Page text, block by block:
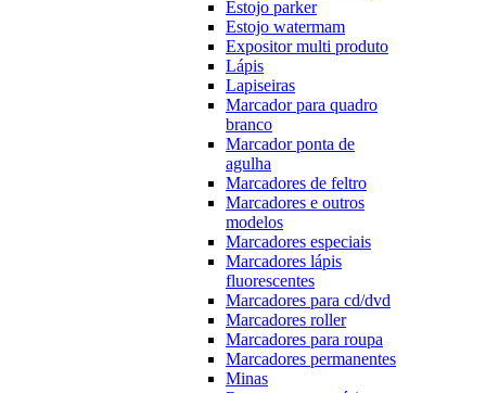
Estojo parker
Estojo watermam
Expositor multi produto
Lápis
Lapiseiras
Marcador para quadro
branco
Marcador ponta de
agulha
Marcadores de feltro
Marcadores e outros
modelos
Marcadores especiais
Marcadores lápis
fluorescentes
Marcadores para cd/dvd
Marcadores roller
Marcadores para roupa
Marcadores permanentes
Minas